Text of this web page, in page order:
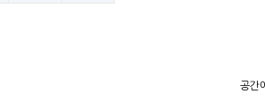
공간